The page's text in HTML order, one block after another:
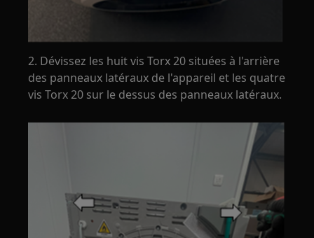
2. Dévissez les huit vis Torx 20 situées à l'arrière
des panneaux latéraux de l'appareil et les quatre
vis Torx 20 sur le dessus des panneaux latéraux.